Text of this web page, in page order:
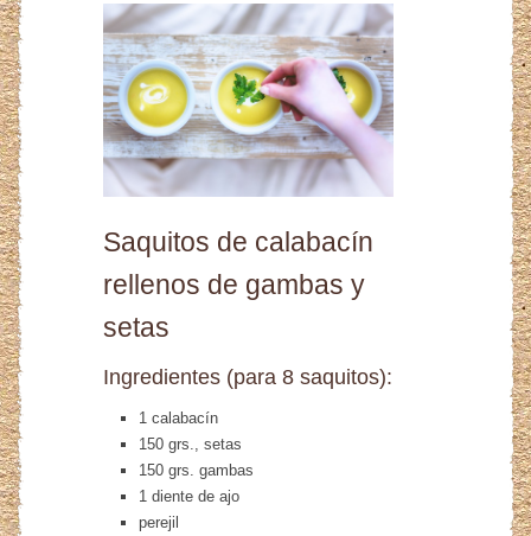
Saquitos de calabacín
rellenos de gambas y
setas
Ingredientes (para 8 saquitos):
1 calabacín
150 grs., setas
150 grs. gambas
1 diente de ajo
perejil